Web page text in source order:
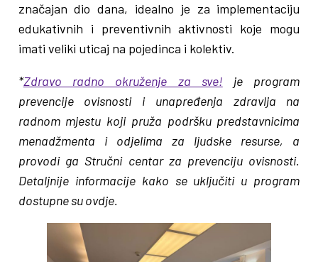
značajan dio dana, idealno je za implementaciju
edukativnih i preventivnih aktivnosti koje mogu
imati veliki uticaj na pojedinca i kolektiv.
*Zdravo radno okruženje za sve! je program
prevencije ovisnosti i unapređenja zdravlja na
radnom mjestu koji pruža podršku predstavnicima
menadžmenta i odjelima za ljudske resurse, a
provodi ga Stručni centar za prevenciju ovisnosti.
Detaljnije informacije kako se uključiti u program
dostupne su ovdje.